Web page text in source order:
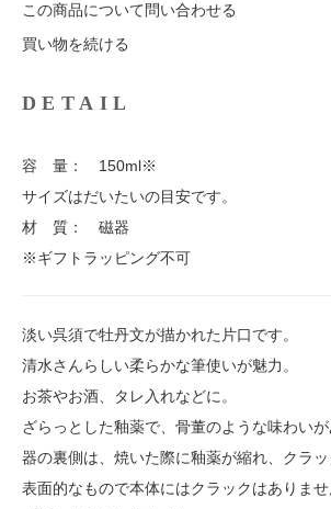
この商品について問い合わせる
買い物を続ける
DETAIL
容 量： 150ml※
サイズはだいたいの目安です。
材 質： 磁器
※ギフトラッピング不可
淡い呉須で牡丹文が描かれた片口です。
清水さんらしい柔らかな筆使いが魅力。
お茶やお酒、タレ入れなどに。
ざらっとした釉薬で、骨董のような味わいが
器の裏側は、焼いた際に釉薬が縮れ、クラッ
表面的なもので本体にはクラックはありませ